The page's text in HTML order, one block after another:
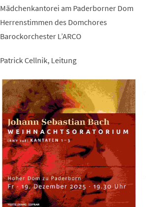
Mädchenkantorei am Paderborner Dom
Herrenstimmen des Domchores
Barockorchester L’ARCO
Patrick Cellnik, Leitung